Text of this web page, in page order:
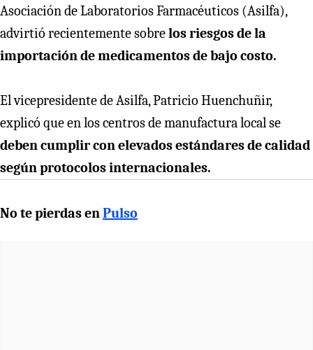
Asociación de Laboratorios Farmacéuticos (Asilfa),
advirtió recientemente sobrelos riesgos de la
importación de medicamentos de bajo costo.
El vicepresidente de Asilfa, Patricio Huenchuñir,
explicó que en los centros de manufactura local se
deben cumplir con elevados estándares de calidad
según protocolos internacionales.
No te pierdas enPulso